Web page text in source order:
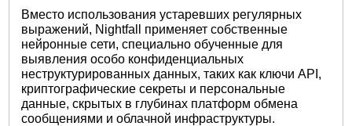
Вместо использования устаревших регулярных
выражений, Nightfall применяет собственные
нейронные сети, специально обученные для
выявления особо конфиденциальных
неструктурированных данных, таких как ключи API,
криптографические секреты и персональные
данные, скрытых в глубинах платформ обмена
сообщениями и облачной инфраструктуры.